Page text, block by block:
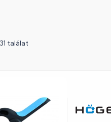
31 találat